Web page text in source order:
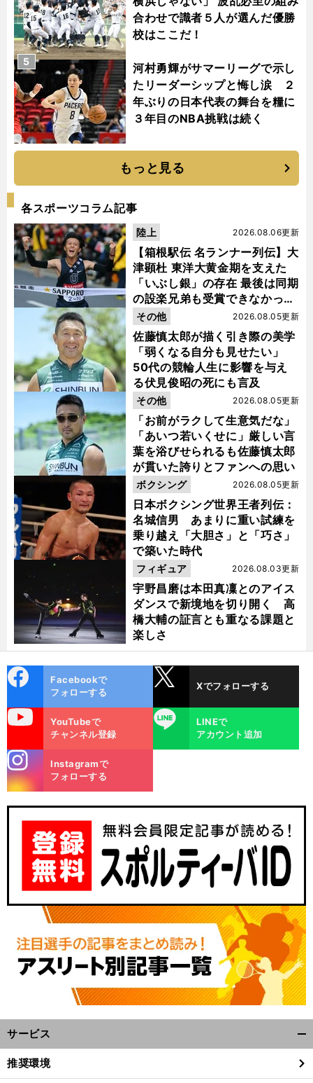
合わせで識者５人が選んだ優勝
校はここだ！
河村勇輝がサマーリーグで示し
たリーダーシップと悔し涙 ２
年ぶりの日本代表の舞台を糧に
３年目のNBA挑戦は続く
5
もっと見る
各スポーツコラム記事
【箱根駅伝 名ランナー列伝】大
津顕杜 東洋大黄金期を支えた
「いぶし銀」の存在 最後は同期
の設楽兄弟も受賞できなかった
金栗杯に輝く
2026.08.06更新
陸上
佐藤慎太郎が描く引き際の美学
「弱くなる自分も見せたい」
50代の競輪人生に影響を与え
る伏見俊昭の死にも言及
2026.08.05更新
その他
「お前がラクして生意気だな」
「あいつ若いくせに」厳しい言
葉を浴びせられるも佐藤慎太郎
が貫いた誇りとファンへの思い
2026.08.05更新
その他
日本ボクシング世界王者列伝：
名城信男 あまりに重い試練を
乗り越え「大胆さ」と「巧さ」
で築いた時代
2026.08.05更新
ボクシング
宇野昌磨は本田真凜とのアイス
ダンスで新境地を切り開く 高
橋大輔の証言とも重なる課題と
楽しさ
2026.08.03更新
フィギュア
ok
Facebookで
フォローする
Xでフォローする
YouTubeで
チャンネル登録
LINE
LINEで
アカウント追加
m
Instagramで
フォローする
サービス
閉
推奨環境